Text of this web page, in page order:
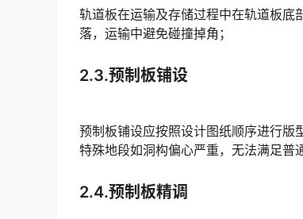
轨道板在运输及存储过程中在轨道板底
落，运输中避免碰撞掉角；
2.3.预制板铺设
预制板铺设应按照设计图纸顺序进行版
特殊地段如洞构偏心严重，无法满足普
2.4.预制板精调